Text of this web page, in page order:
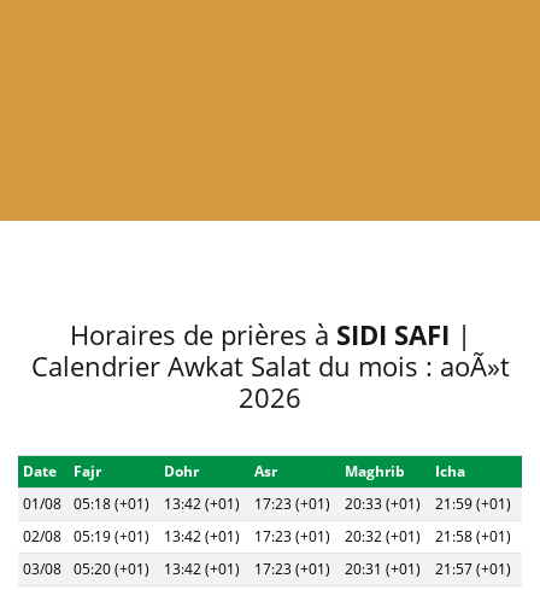
Horaires de prières à SIDI SAFI |
Calendrier Awkat Salat du mois : aoÃ»t
2026
Date Fajr Dohr Asr Maghrib
Icha
01/08 05:18 (+01) 13:42 (+01) 17:23 (+01) 20:33 (+01)
21:59 (+01)
02/08 05:19 (+01) 13:42 (+01) 17:23 (+01) 20:32 (+01)
21:58 (+01)
03/08 05:20 (+01) 13:42 (+01) 17:23 (+01) 20:31 (+01)
21:57 (+01)